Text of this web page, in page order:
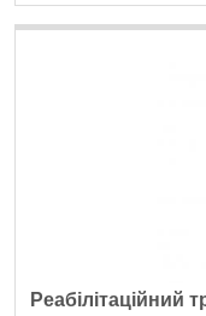
Реабілітаційний